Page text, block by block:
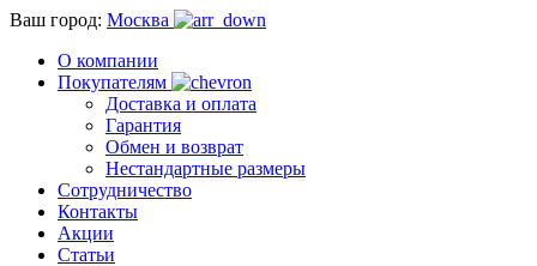
Ваш город: Москва
О компании
Покупателям
Доставка и оплата
Гарантия
Обмен и возврат
Нестандартные размеры
Сотрудничество
Контакты
Акции
Статьи